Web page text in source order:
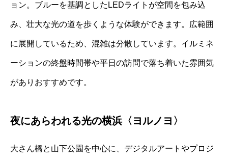
ョン。ブルーを基調としたLEDライトが空間を包み込
み、壮大な光の道を歩くような体験ができます。広範囲
に展開しているため、混雑は分散しています。イルミネ
ーションの終盤時間帯や平日の訪問で落ち着いた雰囲気
がありおすすめです。
夜にあらわれる光の横浜〈ヨルノヨ〉
大さん橋と山下公園を中心に、デジタルアートやプロジ